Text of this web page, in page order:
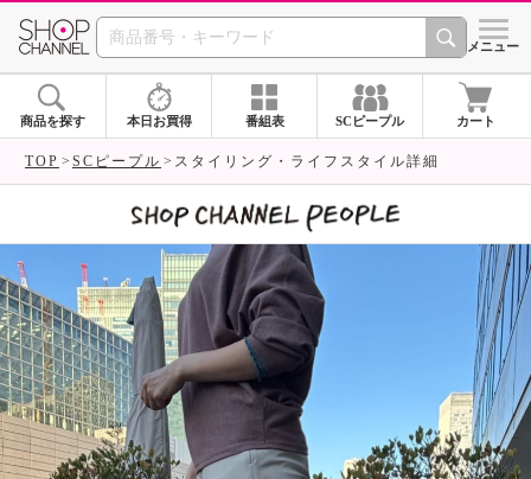
SHOP CHANNEL シメニュー
商品を探す 本日お買得 番組表 SCピープル カート
TOP SCピープル スタイリング・ライフスタイル詳細